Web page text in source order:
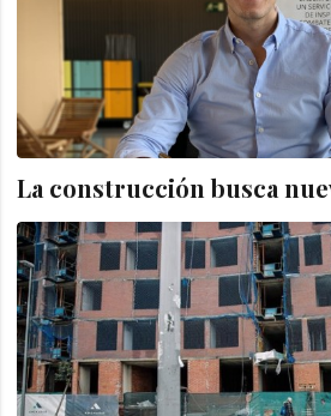
La construcción busca